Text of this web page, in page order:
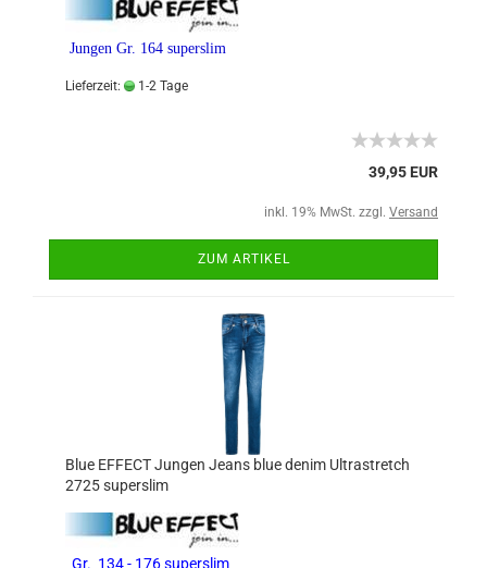
Jungen Gr. 164 superslim
Lieferzeit: 1-2 Tage
39,95 EUR
inkl. 19% MwSt. zzgl. Versand
ZUM ARTIKEL
Blue EFFECT Jungen Jeans blue denim Ultrastretch
2725 superslim
Gr. 134 - 176 superslim